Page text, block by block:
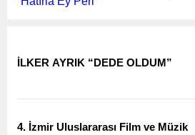
İLKER AYRIK “DEDE OLDUM”
4. İzmir Uluslararası Film ve Müzik